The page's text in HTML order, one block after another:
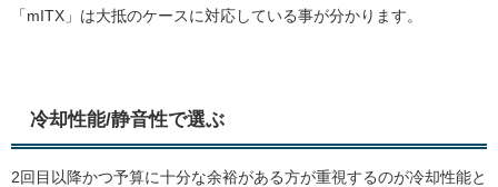
「mITX」は大抵のケースに対応している事が分かります。
冷却性能/静音性で選ぶ
2回目以降かつ予算に十分な余裕がある方が重視するのが冷却性能と